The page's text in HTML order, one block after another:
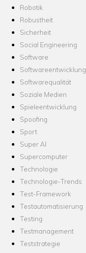
Robotik
Robustheit
Sicherheit
Social Engineering
Software
Softwareentwicklung
Softwarequalität
Soziale Medien
Spieleentwicklung
Spoofing
Sport
Super AI
Supercomputer
Technologie
Technologie-Trends
Test-Framework
Testautomatisierung
Testing
Testmanagement
Teststrategie